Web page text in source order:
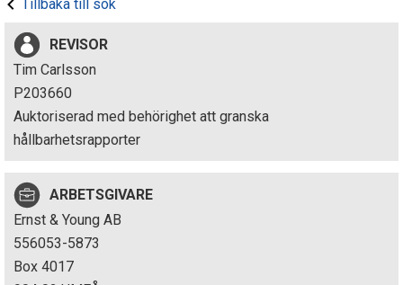
s
i
n
s
p
e
k
Tillbaka till sök
REVISOR
Tim Carlsson
P203660
Auktoriserad med behörighet att granska
hållbarhetsrapporter
ARBETSGIVARE
Ernst & Young AB
556053-5873
Box 4017